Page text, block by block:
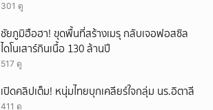
301 ดู
ชัยภูมิฮือฮา! ขุดพื้นที่สร้างเมรุ กลับเจอฟอสซิล
ไดโนเสาร์กินเนื้อ 130 ล้านปี
517 ดู
เปิดคลิปเต็ม! หนุ่มไทยบุกเคลียร์ใจกลุ่ม นร.อิตาลี
411 ดู